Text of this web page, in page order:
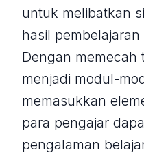
untuk melibatkan
hasil
Dengan
menjadi modul-
memasukkan
para pengajar
pengalaman